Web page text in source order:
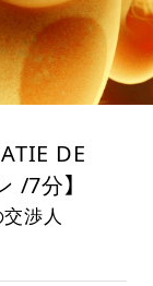
DE
/7分】
渉人